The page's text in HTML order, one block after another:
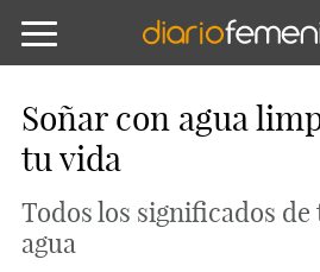
Soñar con agua
tu vida
Todos los significados de
agua